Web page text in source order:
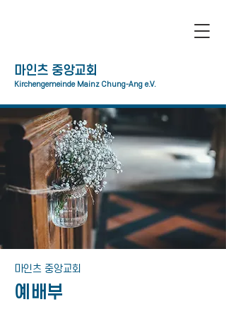
​마인츠 중앙교회
Kirchengemeinde Mainz Chung-Ang e.V.
​마인츠 중앙교회
예배부